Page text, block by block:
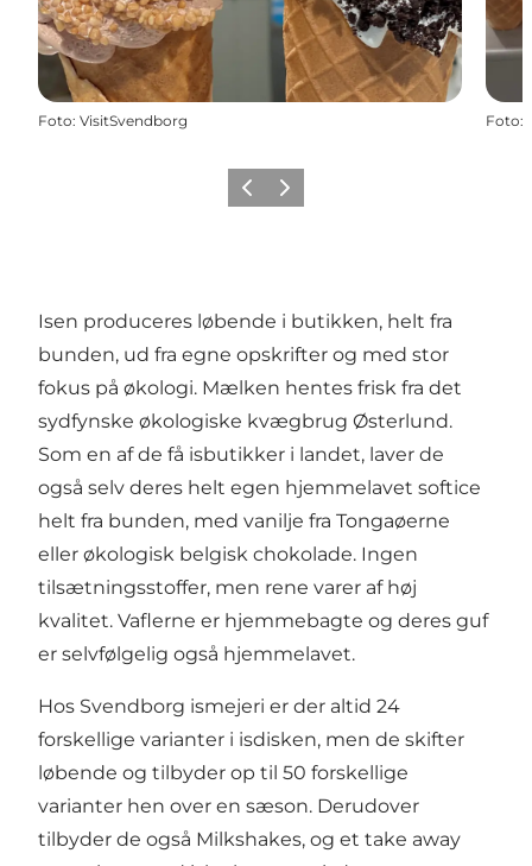
Foto: VisitSvendborg Foto:
ForrigeNæste
Isen produceres løbende i butikken, helt fra
bunden, ud fra egne opskrifter og med stor
fokus på økologi. Mælken hentes frisk fra det
sydfynske økologiske kvægbrug Østerlund.
Som en af de få isbutikker i landet, laver de
også selv deres helt egen hjemmelavet softice
helt fra bunden, med vanilje fra Tongaøerne
eller økologisk belgisk chokolade. Ingen
tilsætningsstoffer, men rene varer af høj
kvalitet. Vaflerne er hjemmebagte og deres guf
er selvfølgelig også hjemmelavet.
Hos Svendborg ismejeri er der altid 24
forskellige varianter i isdisken, men de skifter
løbende og tilbyder op til 50 forskellige
varianter hen over en sæson. Derudover
tilbyder de også Milkshakes, og et take away